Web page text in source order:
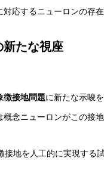
応するニューロンの存
新たな視座
徴接地問題に新たな示唆
念ニューロンがこの接
地を人工的に実現する